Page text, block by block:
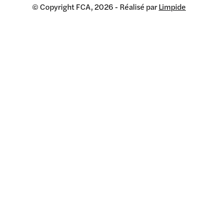
© Copyright FCA, 2026 - Réalisé parLimpide